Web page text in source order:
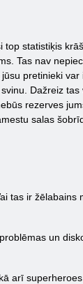
statistiķis
Tas nav
pretinieki
Dažreiz
rezerves
salas
tas ir
un
arī